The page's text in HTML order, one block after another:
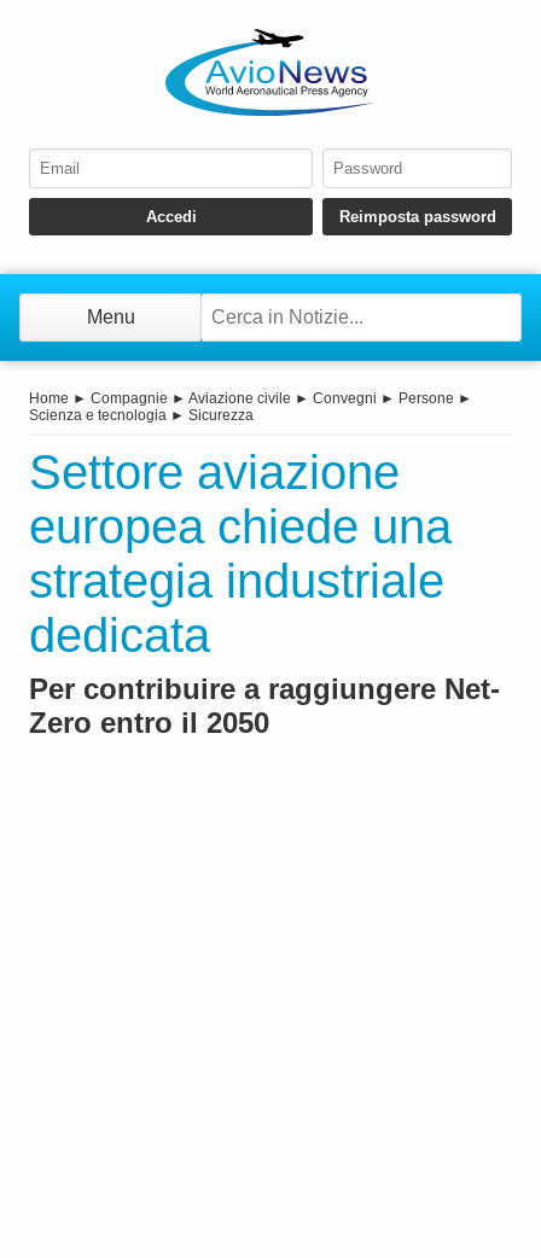
Menu
Home ► Compagnie ► Aviazione civile ► Convegni ► Persone ►
Scienza e tecnologia ► Sicurezza
Settore aviazione
europea chiede una
strategia industriale
dedicata
Per contribuire a raggiungere Net-
Zero entro il 2050